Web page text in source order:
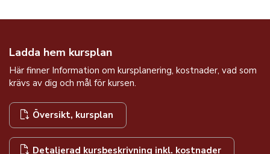
Ladda hem kursplan
Här finner Information om kursplanering, kostnader, vad som
krävs av dig och mål för kursen.
Översikt, kursplan
Detaljerad kursbeskrivning inkl. kostnader